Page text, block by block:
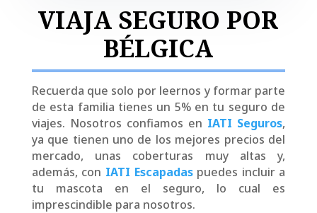
VIAJA SEGURO POR
BÉLGICA
Recuerda que solo por leernos y formar parte
de esta familia tienes un 5% en tu seguro de
viajes. Nosotros confiamos en IATI Seguros,
ya que tienen uno de los mejores precios del
mercado, unas coberturas muy altas y,
además, con IATI Escapadas puedes incluir a
tu mascota en el seguro, lo cual es
imprescindible para nosotros.